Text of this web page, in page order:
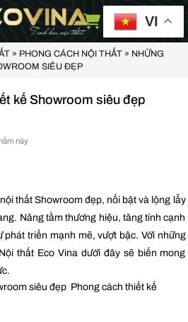
VI
» PHONG CÁCH NỘI THẤT» NHỮNG
SIÊU ĐẸP
kế Showroom siêu đẹp
này
thất Showroom đẹp, nổi bật và lộng lẫy
Nâng tầm thương hiệu, tăng tính cạnh
phát triển mạnh mẽ, vượt bậc. Với những
thất Eco Vina dưới đây sẽ biến mong
siêu đẹp Phong cách thiết kế